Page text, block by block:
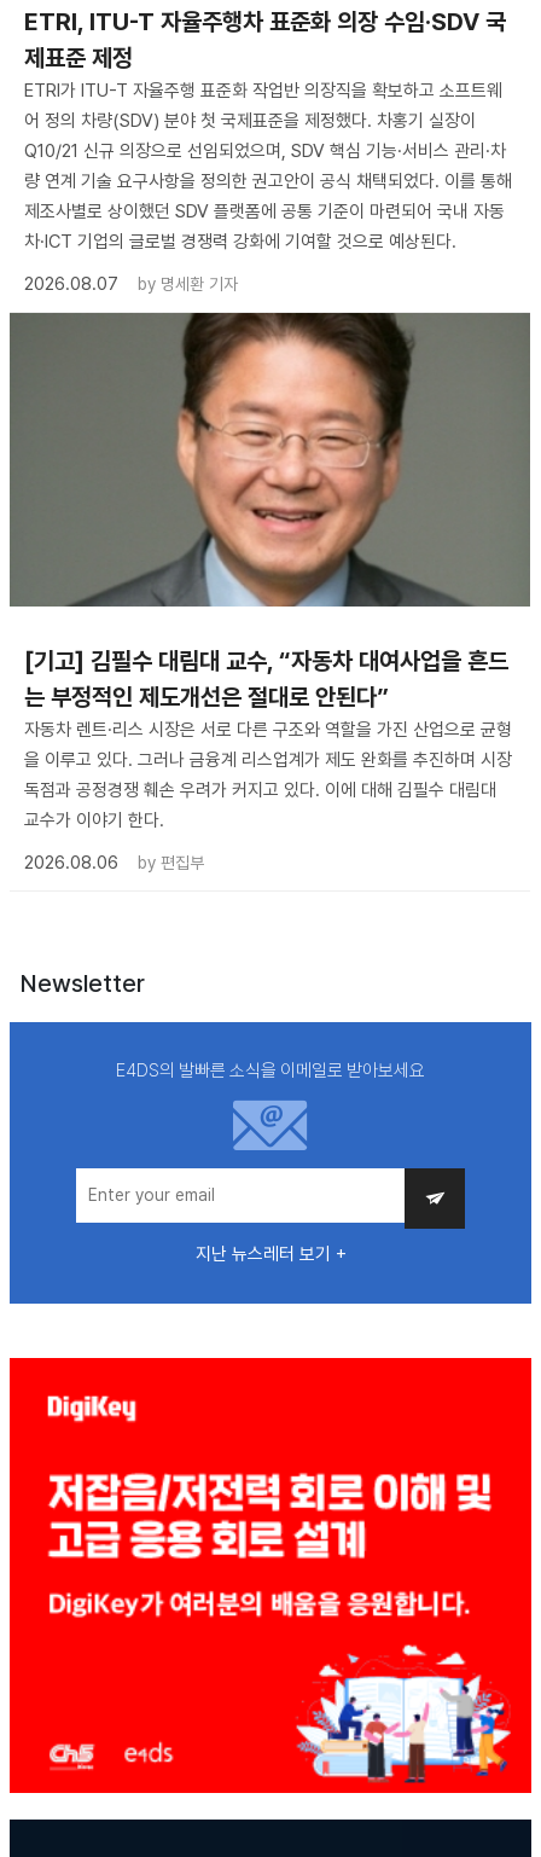
ETRI, ITU-T 자율주행차 표준화 의장 수임·SDV 국
제표준 제정
ETRI가 ITU-T 자율주행 표준화 작업반 의장직을 확보하고 소프트웨
어 정의 차량(SDV) 분야 첫 국제표준을 제정했다. 차홍기 실장이
Q10/21 신규 의장으로 선임되었으며, SDV 핵심 기능·서비스 관리·차
량 연계 기술 요구사항을 정의한 권고안이 공식 채택되었다. 이를 통해
제조사별로 상이했던 SDV 플랫폼에 공통 기준이 마련되어 국내 자동
차·ICT 기업의 글로벌 경쟁력 강화에 기여할 것으로 예상된다.
2026.08.07
by 명세환 기자
[기고] 김필수 대림대 교수, “자동차 대여사업을 흔드
는 부정적인 제도개선은 절대로 안된다”
자동차 렌트·리스 시장은 서로 다른 구조와 역할을 가진 산업으로 균형
을 이루고 있다. 그러나 금융계 리스업계가 제도 완화를 추진하며 시장
독점과 공정경쟁 훼손 우려가 커지고 있다. 이에 대해 김필수 대림대
교수가 이야기 한다.
2026.08.06
by 편집부
Newsletter
E4DS의 발빠른 소식을 이메일로 받아보세요
지난 뉴스레터 보기 +